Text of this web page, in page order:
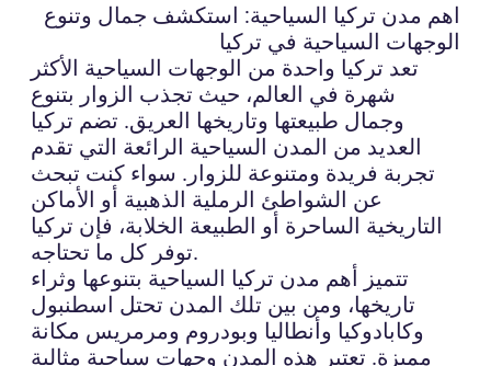
اهم مدن تركيا السياحية: استكشف جمال وتنوع
الوجهات السياحية في تركيا
تعد تركيا واحدة من الوجهات السياحية الأكثر
شهرة في العالم، حيث تجذب الزوار بتنوع
وجمال طبيعتها وتاريخها العريق. تضم تركيا
العديد من المدن السياحية الرائعة التي تقدم
تجربة فريدة ومتنوعة للزوار. سواء كنت تبحث
عن الشواطئ الرملية الذهبية أو الأماكن
التاريخية الساحرة أو الطبيعة الخلابة، فإن تركيا
توفر كل ما تحتاجه.
تتميز أهم مدن تركيا السياحية بتنوعها وثراء
تاريخها، ومن بين تلك المدن تحتل اسطنبول
وكابادوكيا وأنطاليا وبودروم ومرمريس مكانة
مميزة. تعتبر هذه المدن وجهات سياحية مثالية